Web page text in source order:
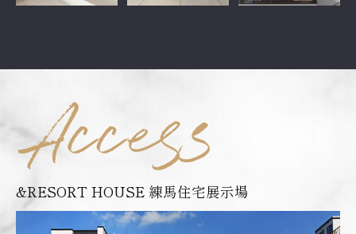
&RESORT HOUSE 練馬住宅展示場